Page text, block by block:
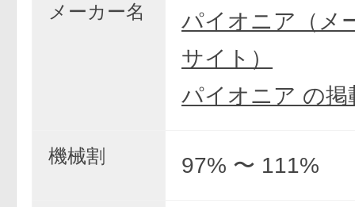
メーカー名
パイオニア（メ
サイト）
パイオニア の掲
機械割 97% 〜 111%